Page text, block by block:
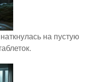
на пустую